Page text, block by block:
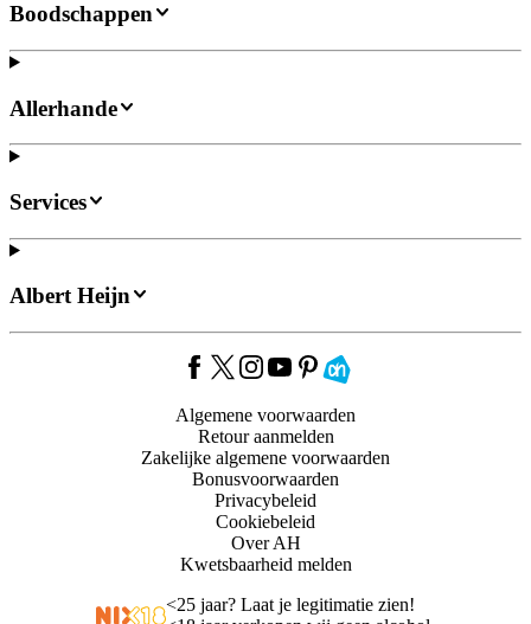
Boodschappen
Allerhande
Services
Albert Heijn
Algemene voorwaarden
Retour aanmelden
Zakelijke algemene voorwaarden
Bonusvoorwaarden
Privacybeleid
Cookiebeleid
Over AH
Kwetsbaarheid melden
<25 jaar? Laat je legitimatie zien!